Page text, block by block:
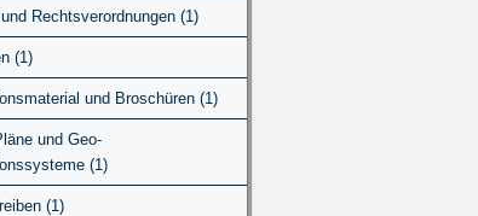
Rechtsverordnungen (1)
(1)
und Broschüren (1)
und Geo-
(1)
(1)